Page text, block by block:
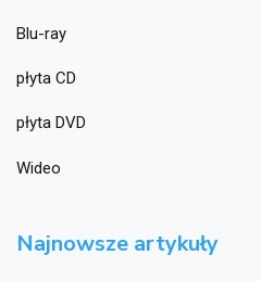
Blu-ray
płyta CD
płyta DVD
Wideo
Najnowsze artykuły